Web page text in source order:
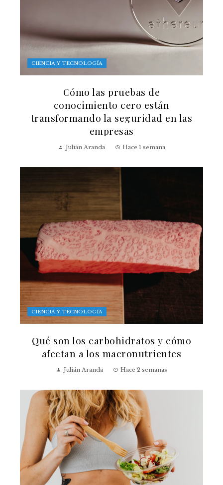
CIENCIA Y TECNOLOGÍA
Cómo las pruebas de
conocimiento cero están
transformando la seguridad en las
empresas
Julián Aranda Hace 1 semana
CIENCIA Y TECNOLOGÍA
Qué son los carbohidratos y cómo
afectan a los macronutrientes
Julián Aranda Hace 2 semanas